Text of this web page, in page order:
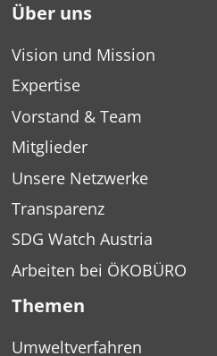
Über uns
Vision und Mission
Expertise
Vorstand & Team
Mitglieder
Unsere Netzwerke
Transparenz
SDG Watch Austria
Arbeiten bei ÖKOBÜRO
Themen
Umweltverfahren